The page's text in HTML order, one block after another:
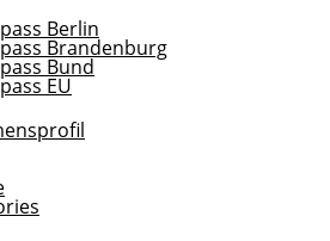
Berlin
Brandenburg
Bund
EU